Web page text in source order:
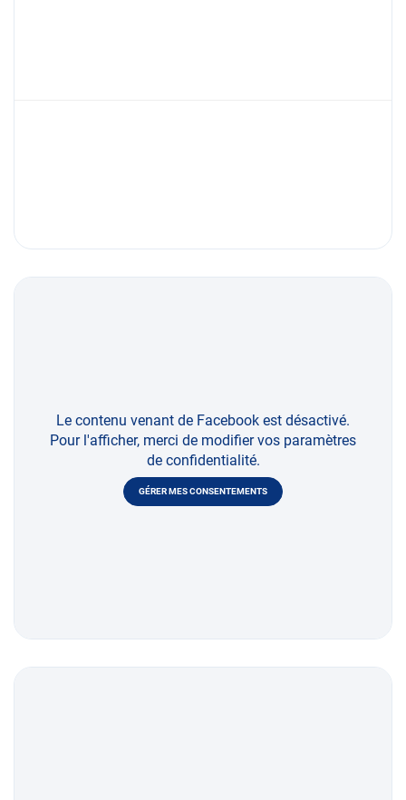
Le contenu venant de Facebook est désactivé.
Pour l'afficher, merci de modifier vos paramètres
de confidentialité.
GÉRER MES CONSENTEMENTS